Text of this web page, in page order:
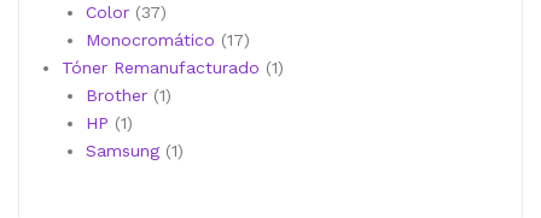
Color 3737
productos
Monocromático 1717
productos
Tóner Remanufacturado 11
Brother 11
HP 11
producto
Samsung 11